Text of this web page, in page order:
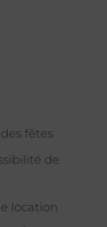
fêtes
de
location